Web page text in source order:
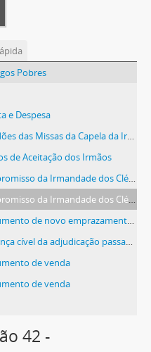
Pobres
e Despesa
Capela da Irmandade; Ordenado do Andador, do Tesoureiro e do Procurador
de Aceitação dos Irmãos
da Irmandade dos Clérigos Pobres
Irmandade dos Clérigos sob o título da Santíssima Trindade
de novo emprazamento e aforamento
passada a favor do provedor e mais padres da Irmandade dos Clérigos Pobres
de venda
de venda
42 -